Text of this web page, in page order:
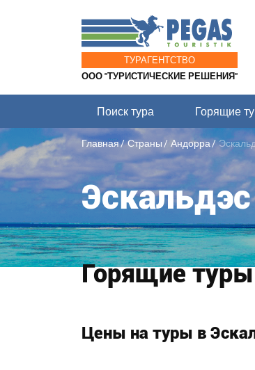
ТУРАГЕНТСТВО
ООО "ТУРИСТИЧЕСКИЕ РЕШЕНИЯ"
Поиск тура Горящие
Главная Страны Андорра
Горящие туры
Цены на туры в